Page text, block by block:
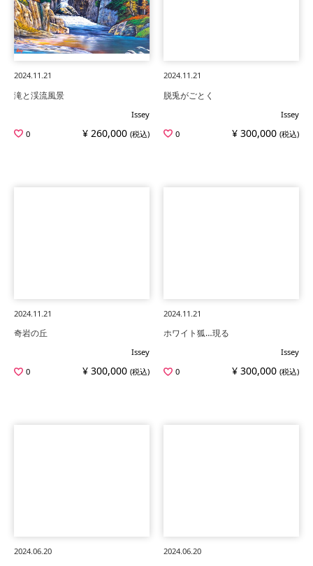
2024.11.21
滝と渓流風景
Issey
0
¥ 260,000 (税込)
2024.11.21
脱兎がごとく
Issey
0
¥ 300,000 (税込)
2024.11.21
奇岩の丘
Issey
0
¥ 300,000 (税込)
2024.11.21
ホワイト狐…現る
Issey
0
¥ 300,000 (税込)
2024.06.20 2024.06.20